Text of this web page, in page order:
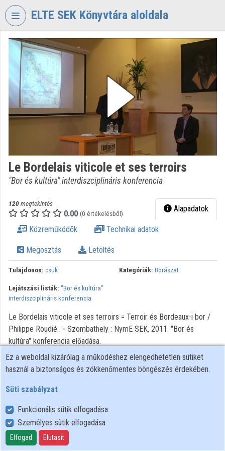
Fejléc kihagyása
ELTE SEK Könyvtára aloldala
VIDEOTORIUM
ELTE
EKL
SAVARIA
KÖNYVTÁR
ÉS
Bejelentkezés
Kategóriák
Intézményi listák
Intézmények
Le Bordelais viticole et ses terroirs
"Bor és kultúra" interdiszciplináris konferencia
120megtekintés
0.00 (0 értékelésből) Alapadatok
Közreműködők Technikai adatok
Megosztás Letöltés
Tulajdonos: csuk Kategóriák: Borászat
Lejátszási listák: "Bor és kultúra"
interdiszciplináris konferencia
Le Bordelais viticole et ses terroirs = Terroir és Bordeaux-i bor /
Philippe Roudié . - Szombathely : NymE SEK, 2011. "Bor és
kultúra" konferencia előadása.
Felhasználói szabályzat
Adatkezelési tájékoztató
Süti szabályzat
Ez a weboldal kizárólag a működéshez elengedhetetlen sütiket
használ a biztonságos és zökkenőmentes böngészés érdekében.
Süti szabályzat
Funkcionális sütik elfogadása
Személyes sütik elfogadása
Elfogad Elutasít